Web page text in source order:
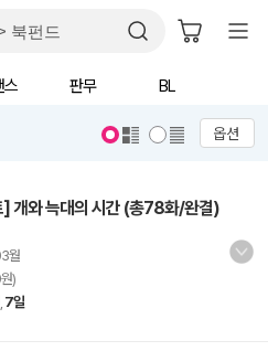
스 판무 BL
옵션
개와 늑대의 시간 (총78화/완결)
월
)
7일